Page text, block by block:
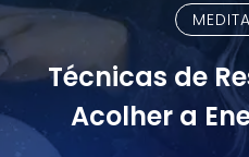
Técnicas de
Acolher a